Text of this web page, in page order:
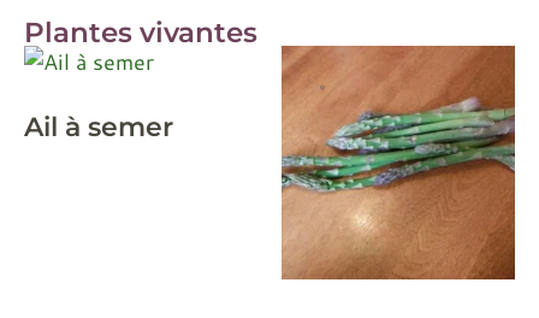
Plantes vivantes
Ail à semer